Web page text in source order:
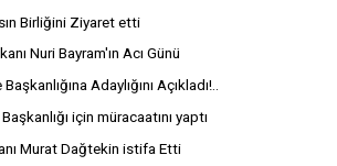
Birliğini Ziyaret etti
Nuri Bayram'ın Acı Günü
Adaylığını Açıkladı!..
için müracaatını yaptı
Murat Dağtekin istifa Etti